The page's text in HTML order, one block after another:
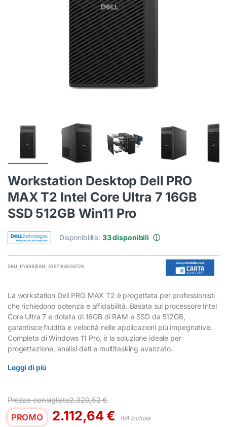
Workstation Desktop Dell PRO
MAX T2 Intel Core Ultra 7 16GB
SSD 512GB Win11 Pro
Disponibilità: 33 disponibili ⓘ
SKU: PY498 |EAN: 5397184936726
La workstation Dell PRO MAX T2 è progettata per professionisti
che richiedono potenza e affidabilità. Basata sul processore Intel
Core Ultra 7 e dotata di 16GB di RAM e SSD da 512GB,
garantisce fluidità e velocità nelle applicazioni più impegnative.
Completa di Windows 11 Pro, è la soluzione ideale per
progettazione, analisi dati e multitasking avanzato.
Leggi di più
Prezzo consigliato2.320,52€
PROMO 2.112,64€ IVA inclusa